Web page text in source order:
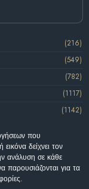
(216)
(549)
(782)
(1117)
(1142)
που
δείχνει τον
ανάλυση σε κάθε
παρουσιάζονται για τα